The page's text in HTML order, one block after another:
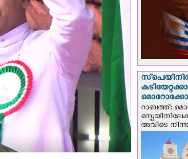
റാബത്ത്:
അവിടെ നിന്നു